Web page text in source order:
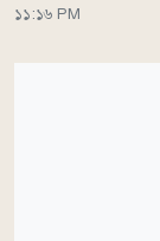
১১:১৬ PM